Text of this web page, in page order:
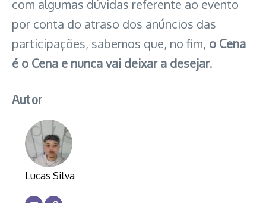
com algumas dúvidas referente ao evento
por conta do atraso dos anúncios das
participações, sabemos que, no fim, o Cena
é o Cena e nunca vai deixar a desejar.
Autor
Lucas Silva